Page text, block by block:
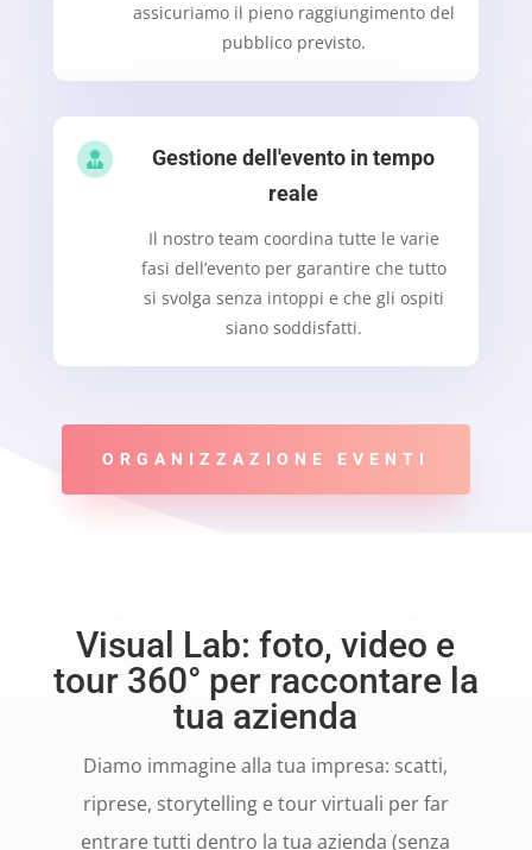
assicuriamo il pieno raggiungimento del
pubblico previsto.

Gestione dell'evento in tempo
reale
Il nostro team coordina tutte le varie
fasi dell’evento per garantire che tutto
si svolga senza intoppi e che gli ospiti
siano soddisfatti.
ORGANIZZAZIONE EVENTI
Visual Lab: foto, video e
tour 360° per raccontare la
tua azienda
Diamo immagine alla tua impresa: scatti,
riprese, storytelling e tour virtuali per far
entrare tutti dentro la tua azienda (senza